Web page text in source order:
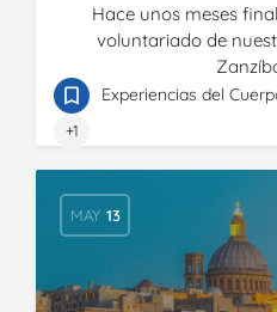
Hace unos meses
voluntariado de
Experiencias del
+1
MAY 13